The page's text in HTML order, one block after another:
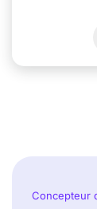
Concepteur